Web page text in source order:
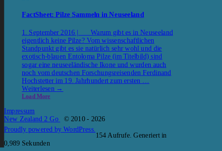
FactSheet: Pilze Sammeln in Neuseeland
1. September 2016 | Warum gibt es in Neuseeland
eigentlich keine Pilze? Vom wissenschaftlichen
Standpunkt gibt es sie natürlich sehr wohl und die
exotisch-blauen Entoloma Pilze (im Titelbild) sind
sogar eine neuseeländische Ikone und wurden auch
noch vom deutschen Forschungsreisenden Ferdinand
Hochstetter im 19. Jahrhundert zum ersten …
Weiterlesen →
Load More
Impressum
New Zealand 2 Go
© 2010 - 2026
Proudly powered by WordPress.
154 Aufrufe. Generiert in
0,989 Sekunden